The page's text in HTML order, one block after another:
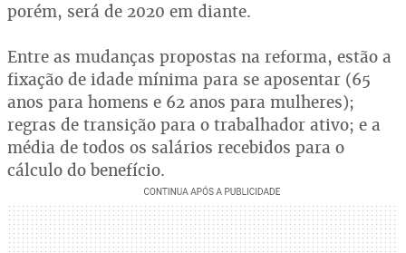
porém, será de 2020 em diante.
Entre as mudanças propostas na reforma, estão a
fixação de idade mínima para se aposentar (65
anos para homens e 62 anos para mulheres);
regras de transição para o trabalhador ativo; e a
média de todos os salários recebidos para o
cálculo do benefício.